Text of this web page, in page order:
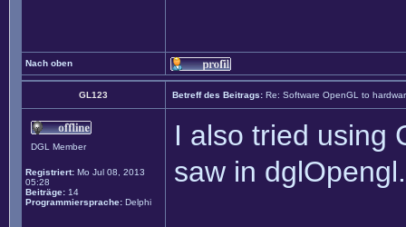
Nach oben
GL123 Betreff des Beitrags: Re: Software OpenGL to
DGL Member
Registriert: Mo Jul 08, 2013
05:28
Beiträge: 14
Programmiersprache: Delphi
I also tried using
saw in